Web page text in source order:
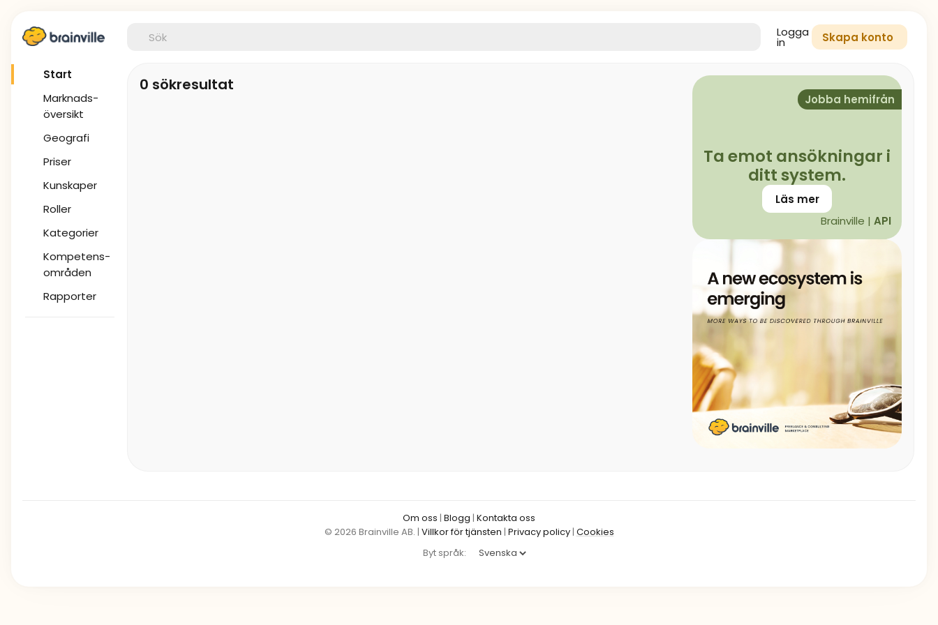
Start
Marknads-
översikt
Geografi
Priser
Kunskaper
Roller
Kategorier
Kompetens-
områden
Rapporter
Logga
in Skapa konto
0 sökresultat
Jobba hemifrån
Ta emot ansökningar i
ditt system.
Läs mer
Brainville | API
Om oss | Blogg | Kontakta oss
© 2026 Brainville AB. | Villkor för tjänsten | Privacy policy| Cookies
Byt språk: